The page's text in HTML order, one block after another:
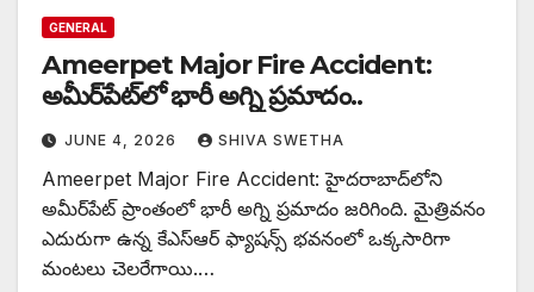
GENERAL
Ameerpet Major Fire Accident:
అమీర్‌పేట్‌లో భారీ అగ్ని ప్రమాదం..
JUNE 4, 2026 SHIVA SWETHA
Ameerpet Major Fire Accident: హైదరాబాద్‌లోని
అమీర్‌పేట్ ప్రాంతంలో భారీ అగ్ని ప్రమాదం జరిగింది. మైత్రివనం
ఎదురుగా ఉన్న కేఎస్‌ఆర్ ఫ్యాషన్స్ భవనంలో ఒక్కసారిగా
మంటలు చెలరేగాయి.…